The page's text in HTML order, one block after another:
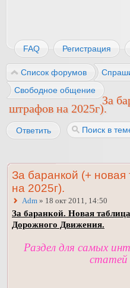
FAQ Регистрация
Список форумов
Свободное общение
За
штрафов на 2025г).
Ответить
За баранкой (+
на 2025г).
Adm » 18 окт 2011, 14:50
За баранкой. Новая
Дорожного Движения.
Раздел для самых
статей